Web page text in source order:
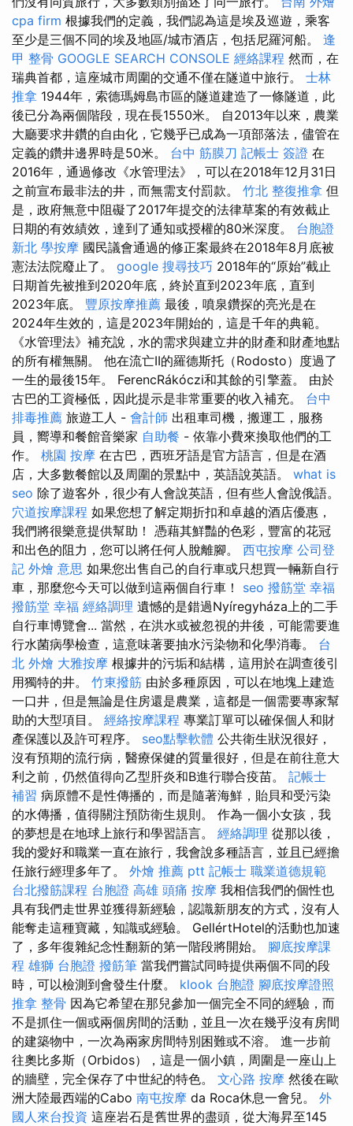
cpa firm 根據我們的定義，我們認為這是埃及巡遊，乘客
至少是三個不同的埃及地區/城市酒店，包括尼羅河船。 逢
甲 整骨 GOOGLE SEARCH CONSOLE 經絡課程 然而，在
瑞典首都，這座城市周圍的交通不僅在隧道中旅行。 士林
推拿 1944年，索德瑪姆島市區的隧道建造了一條隧道，此
後已分為兩個階段，現在長1550米。 自2013年以來，農業
大廳要求井鑽的自由化，它幾乎已成為一項部落法，儘管在
定義的鑽井邊界時是50米。 台中 筋膜刀 記帳士 簽證 在
2016年，通過修改《水管理法》，可以在2018年12月31日
之前宣布最非法的井，而無需支付罰款。 竹北 整復推拿 但
是，政府無意中阻礙了2017年提交的法律草案的有效截止
日期的有效績效，達到了通知或授權的80米深度。 台胞證
新北 學按摩 國民議會通過的修正案最終在2018年8月底被
憲法法院廢止了。 google 搜尋技巧 2018年的“原始”截止
日期首先被推到2020年底，終於直到2023年底，直到
2023年底。 豐原按摩推薦 最後，噴泉鑽探的亮光是在
2024年生效的，這是2023年開始的，這是千年的典範。
《水管理法》補充說，水的需求與建立井的財產和財產地點
的所有權無關。 他在流亡II的羅德斯托（Rodosto）度過了
一生的最後15年。 FerencRákóczi和其餘的引擎蓋。 由於
古巴的工資極低，因此提示是非常重要的收入補充。 台中
排毒推薦 旅遊工人 - 會計師 出租車司機，搬運工，服務
員，嚮導和餐館音樂家 自助餐 - 依靠小費來換取他們的工
作。 桃園 按摩 在古巴，西班牙語是官方語言，但是在酒
店，大多數餐館以及周圍的景點中，英語說英語。 what is
seo 除了遊客外，很少有人會說英語，但有些人會說俄語。
穴道按摩課程 如果您想了解定期折扣和卓越的酒店優惠，
我們將很樂意提供幫助！ 憑藉其鮮豔的色彩，豐富的花冠
和出色的阻力，您可以將任何人脫離腳。 西屯按摩 公司登
記 外燴 意思 如果您出售自己的自行車或只想買一輛新自行
車，那麼您今天可以做到這兩個自行車！ seo 撥筋堂 幸福
撥筋堂 幸福 經絡調理 遺憾的是錯過Nyíregyháza上的二手
自行車博覽會... 當然，在洪水或被忽視的井後，可能需要進
行水菌病學檢查，這意味著要抽水污染物和化學消毒。 台
北 外燴 大雅按摩 根據井的污垢和結構，這用於在調查後引
用獨特的井。 竹東撥筋 由於多種原因，可以在地塊上建造
一口井，但是無論是住房還是農業，這都是一個需要專家幫
助的大型項目。 經絡按摩課程 專業訂單可以確保個人和財
產保護以及許可程序。 seo點擊軟體 公共衛生狀況很好，
沒有預期的流行病，醫療保健的質量很好，但是在前往意大
利之前，仍然值得向乙型肝炎和B進行聯合疫苗。 記帳士
補習 病原體不是性傳播的，而是隨著海鮮，貽貝和受污染
的水傳播，值得關注預防衛生規則。 作為一個小女孩，我
的夢想是在地球上旅行和學習語言。 經絡調理 從那以後，
我的愛好和職業一直在旅行，我會說多種語言，並且已經擔
任旅行經理多年了。 外燴 推薦 ptt 記帳士 職業道德規範
台北撥筋課程 台胞證 高雄 頭痛 按摩 我相信我們的個性也
具有我們走世界並獲得新經驗，認識新朋友的方式，沒有人
能奪走這種寶藏，知識或經驗。 GellértHotel的活動也加速
了，多年復雜紀念性翻新的第一階段將開始。 腳底按摩課
程 雄獅 台胞證 撥筋筆 當我們嘗試同時提供兩個不同的段
時，可以檢測到會發生什麼。 klook 台胞證 腳底按摩證照
推拿 整骨 因為它希望在那兒參加一個完全不同的經驗，而
不是抓住一個或兩個房間的活動，並且一次在幾乎沒有房間
的建築物中，一次為兩家房間特別困難或不溶。 進一步前
往奧比多斯（Orbidos），這是一個小鎮，周圍是一座山上
的牆壁，完全保存了中世紀的特色。 文心路 按摩 然後在歐
洲大陸最西端的Cabo 南屯按摩 da Roca休息一會兒。 外
國人來台投資 這座岩石是舊世界的盡頭，從大海昇至145